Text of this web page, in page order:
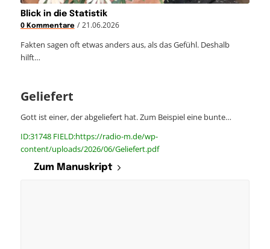
Blick in die Statistik
0 Kommentare / 21.06.2026
Fakten sagen oft etwas anders aus, als das Gefühl. Deshalb
hilft…
Geliefert
Gott ist einer, der abgeliefert hat. Zum Beispiel eine bunte…
ID:31748 FIELD:https://radio-m.de/wp-
content/uploads/2026/06/Geliefert.pdf
Zum Manuskript